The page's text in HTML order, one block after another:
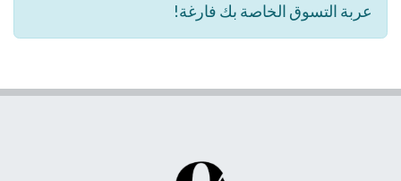
عربة التسوق الخاصة بك فارغة!